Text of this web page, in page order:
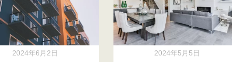
2024年6月2日 2024年5月5日